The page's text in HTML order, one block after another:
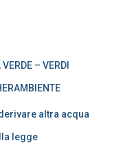
– VERDI
altra acqua
legge